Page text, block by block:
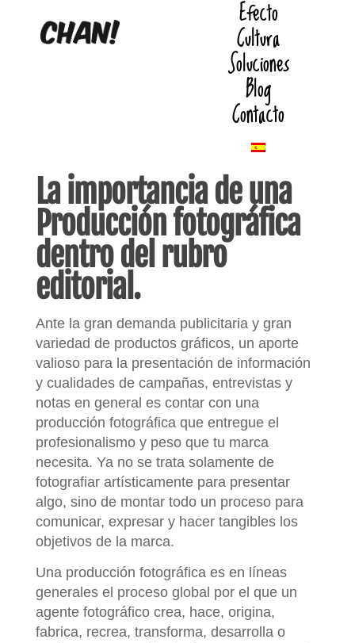
Efecto
Cultura
Soluciones
Blog
Contacto
La importancia de una
Producción fotográfica
dentro del rubro
editorial.
Ante la gran demanda publicitaria y gran
variedad de productos gráficos, un aporte
valioso para la presentación de información
y cualidades de campañas, entrevistas y
notas en general es contar con una
producción fotográfica que entregue el
profesionalismo y peso que tu marca
necesita. Ya no se trata solamente de
fotografiar artísticamente para presentar
algo, sino de montar todo un proceso para
comunicar, expresar y hacer tangibles los
objetivos de la marca.
Una producción fotográfica es en líneas
generales el proceso global por el que un
agente fotográfico crea, hace, origina,
fabrica, recrea, transforma, desarrolla o